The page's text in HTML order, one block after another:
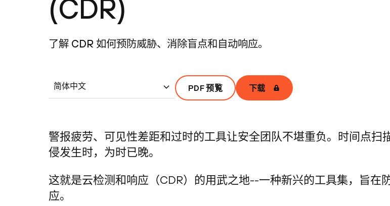
(CDR)
了解 CDR 如何预防威胁、消除盲点和自动响应。
简体中文 PDF 预覧 下载
警报疲劳、可见性差距和过时的工具让安全团队不堪重负。时间点
侵发生时，为时已晚。
这就是云检测和响应（CDR）的用武之地--一种新兴的工具集，旨在
应。